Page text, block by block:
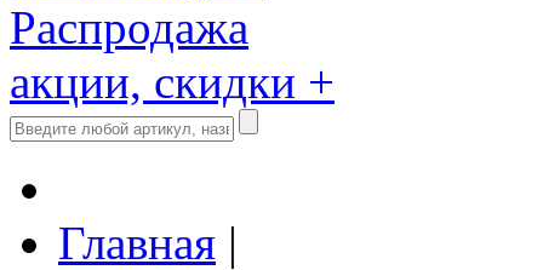
Распродажа
акции, скидки +
Главная |